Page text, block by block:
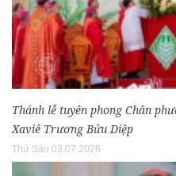
Thánh lễ tuyên phong Chân
Xaviê Trương Bửu Diệp
Thứ Sáu 03.07.2026